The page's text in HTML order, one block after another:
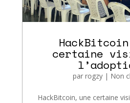
certaine
parrogzy | Non
HackBitcoin, une certaine